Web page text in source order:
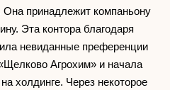
принадлежит компаньону
Эта контора благодаря
невиданные преференции
Агрохим» и начала
холдинге. Через некоторое